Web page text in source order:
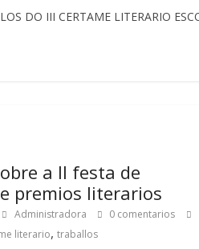
DO III CERTAME LITERARIO
a II festa de
premios literarios
Administradora
0 comentarios
literario, traballos